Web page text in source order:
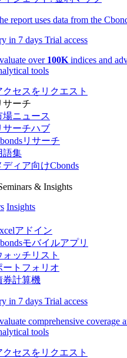
report uses data from the
in 7 days Trial access
over 100K indices and
tools
クセスをリクエスト
サーチ
場ニュース
サーチハブ
リサーチ
語集
ディア向けCbonds
& Insights
Insights
アドイン
モバイルアプリ
ォッチリスト
ートフォリオ
券計算機
in 7 days Trial access
comprehensive coverage
tools
クセスをリクエスト